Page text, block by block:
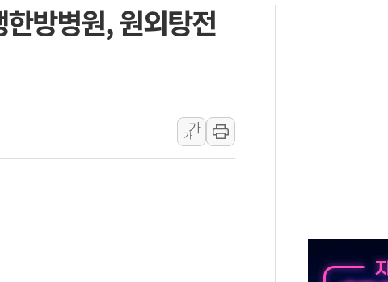
파 기세 꺾이나…고용 감소에 9월 동결 전망 우세
슬람 수니파 3국, '공동방위협정' 체결… 이스라엘·이란 위협에 맞설 자체 억지
원, 백악관 무도회장 공사 중단 명령…트럼프 제동
쇼크에 엔화 장중 급등…시장은 "또 개입했나" 촉각
스] 뉴욕 반도체주 프리뷰...美 고용 쇼크에 반도체주 '활짝'
시 개장 전 특징주...아틀라시안·클라우드플레어·태양광주↑ VS 트레이드데
방병원, 원외탕전
가
가